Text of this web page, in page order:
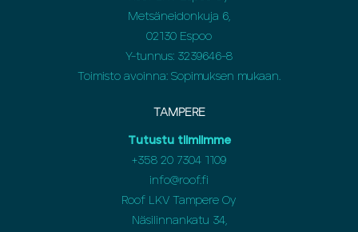
Metsäneidonkuja 6,
02130 Espoo
Y-tunnus: 3239646-8
Toimisto avoinna: Sopimuksen mukaan.
TAMPERE
Tutustu tiimiimme
+358 20 7304 1109
info@roof.fi
Roof LKV Tampere Oy
Näsilinnankatu 34,